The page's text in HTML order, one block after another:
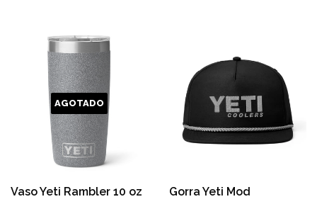
AGOTADO
Vaso Yeti Rambler 10 oz
Gorra Yeti Mod